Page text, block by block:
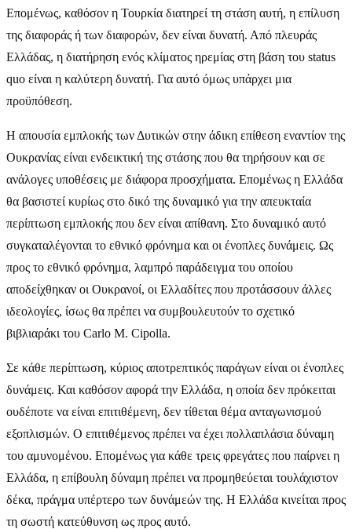
Επομένως, καθόσον η Τουρκία διατηρεί τη στάση αυτή, η επίλυση
της διαφοράς ή των διαφορών, δεν είναι δυνατή. Από πλευράς
Ελλάδας, η διατήρηση ενός κλίματος ηρεμίας στη βάση του status
quo είναι η καλύτερη δυνατή. Για αυτό όμως υπάρχει μια
προϋπόθεση.
Η απουσία εμπλοκής των Δυτικών στην άδικη επίθεση εναντίον της
Ουκρανίας είναι ενδεικτική της στάσης που θα τηρήσουν και σε
ανάλογες υποθέσεις με διάφορα προσχήματα. Επομένως η Ελλάδα
θα βασιστεί κυρίως στο δικό της δυναμικό για την απευκταία
περίπτωση εμπλοκής που δεν είναι απίθανη. Στο δυναμικό αυτό
συγκαταλέγονται το εθνικό φρόνημα και οι ένοπλες δυνάμεις. Ως
προς το εθνικό φρόνημα, λαμπρό παράδειγμα του οποίου
αποδείχθηκαν οι Ουκρανοί, οι Ελλαδίτες που προτάσσουν άλλες
ιδεολογίες, ίσως θα πρέπει να συμβουλευτούν το σχετικό
βιβλιαράκι του Carlo M. Cipolla.
Σε κάθε περίπτωση, κύριος αποτρεπτικός παράγων είναι οι ένοπλες
δυνάμεις. Και καθόσον αφορά την Ελλάδα, η οποία δεν πρόκειται
ουδέποτε να είναι επιτιθέμενη, δεν τίθεται θέμα ανταγωνισμού
εξοπλισμών. Ο επιτιθέμενος πρέπει να έχει πολλαπλάσια δύναμη
του αμυνομένου. Επομένως για κάθε τρεις φρεγάτες που παίρνει η
Ελλάδα, η επίβουλη δύναμη πρέπει να προμηθεύεται τουλάχιστον
δέκα, πράγμα υπέρτερο των δυνάμεών της. Η Ελλάδα κινείται προς
τη σωστή κατεύθυνση ως προς αυτό.